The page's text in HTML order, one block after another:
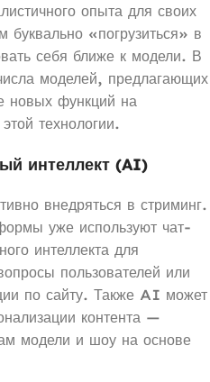
опыта для своих
буквально «погрузиться» в
себя ближе к модели. В
моделей, предлагающих
новых функций на
технологии.
интеллект (AI)
внедряться в стриминг.
уже используют чат-
интеллекта для
пользователей или
по сайту. Также AI может
контента —
модели и шоу на основе